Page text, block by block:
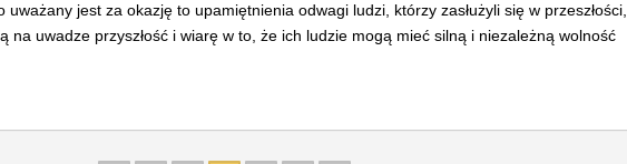
jest za okazję to upamiętnienia odwagi ludzi, którzy zasłużyli się w przeszłości,
na uwadze przyszłość i wiarę w to, że ich ludzie mogą mieć silną i niezależną wolność